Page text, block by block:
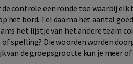
de controle een ronde toe waarbij
het bord. Tel daarna het aantal
het lijstje van het andere team
spelling? Die woorden worden
van de groepsgrootte kun je meer